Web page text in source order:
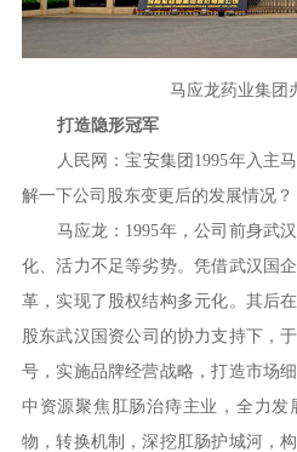
马应龙药业集团
打造隐形冠军
人民网：宝安集团1995年入主
解一下公司股东变更后的发展情况？
马应龙：1995年，公司前身武
化、活力不足等劣势。凭借武汉国
革，实现了股权结构多元化。其后
股东武汉国资公司的协力支持下，
号，实施品牌经营战略，打造市场
中资源聚焦肛肠治痔主业，全力
物，转换机制，深挖肛肠护城河，